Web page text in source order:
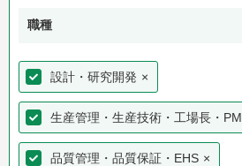
職種
設計・研究開発 ×
生産管理・生産技術・工場長・PM
品質管理・品質保証・EHS ×